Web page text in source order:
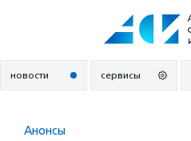
новости сервисы
Анонсы